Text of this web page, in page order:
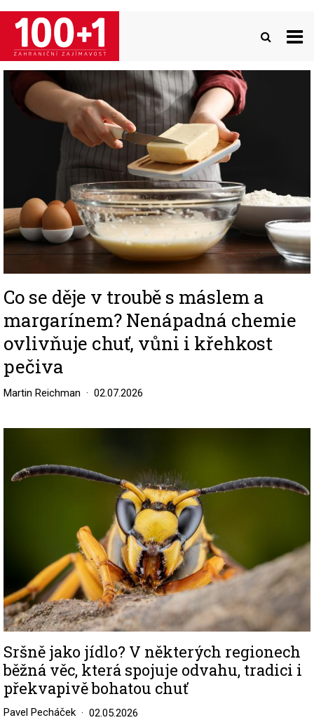
Přejít
hlavnímu
obsahu
Image
Co se děje v troubě s máslem a
margarínem? Nenápadná chemie
ovlivňuje chuť, vůni i křehkost
pečiva
Martin Reichman 02.07.2026
Sršně jako jídlo? V některých regionech
běžná věc, která spojuje odvahu, tradici i
překvapivě bohatou chuť
Pavel Pecháček 02.05.2026